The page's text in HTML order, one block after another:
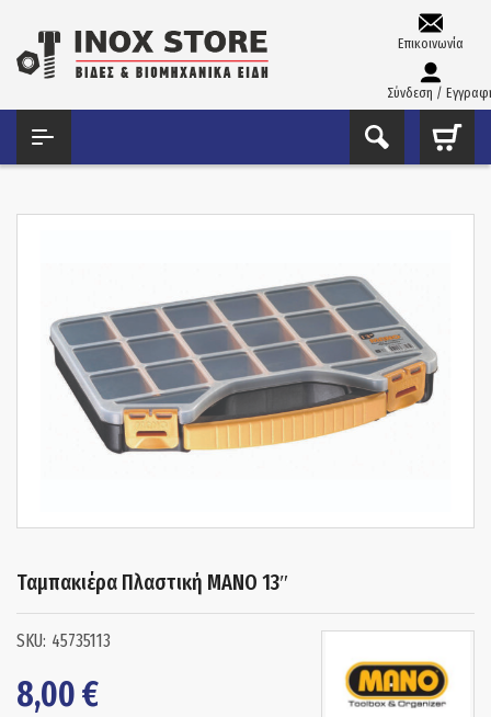
Επικοινωνία
Σύνδεση /
Ταμπακιέρα Πλαστική MANO 13″
45735113
8,00€